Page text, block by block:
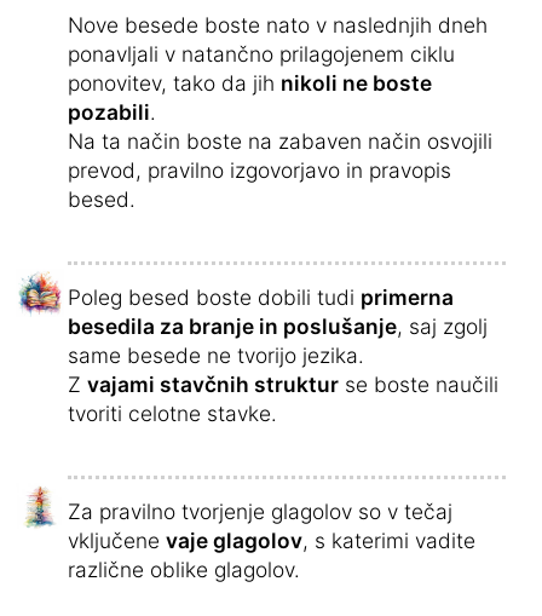
Nove besede boste nato v naslednjih dneh
ponavljali v natančno prilagojenem ciklu
ponovitev, tako da jih nikoli ne boste
pozabili.
Na ta način boste na zabaven način osvojili
prevod, pravilno izgovorjavo in pravopis
besed.
Poleg besed boste dobili tudi primerna
besedila za branje in poslušanje, saj zgolj
same besede ne tvorijo jezika.
Z vajami stavčnih struktur se boste naučili
tvoriti celotne stavke.
Za pravilno tvorjenje glagolov so v tečaj
vključene vaje glagolov, s katerimi vadite
različne oblike glagolov.